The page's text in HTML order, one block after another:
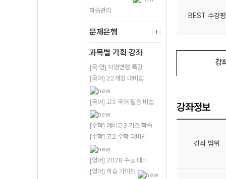
학습관리
문제은행
과목별 기획 강좌
[국·영] 학평변형 특강
[국어] 22개정 대비법
[국어] 고2 국어 필승 비법
[수학] 예비고3 기초 학습
[수학] 고2 수학 대비법
[영어] 2028 수능 대비
[영어] 학습 가이드
BEST 수강평
강
강좌정보
강좌 범위